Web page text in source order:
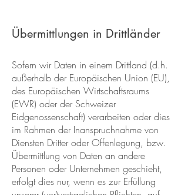
Übermittlungen in Drittländer
Sofern wir Daten in einem Drittland (d.h.
außerhalb der Europäischen Union (EU),
des Europäischen Wirtschaftsraums
(EWR) oder der Schweizer
Eidgenossenschaft) verarbeiten oder dies
im Rahmen der Inanspruchnahme von
Diensten Dritter oder Offenlegung, bzw.
Übermittlung von Daten an andere
Personen oder Unternehmen geschieht,
erfolgt dies nur, wenn es zur Erfüllung